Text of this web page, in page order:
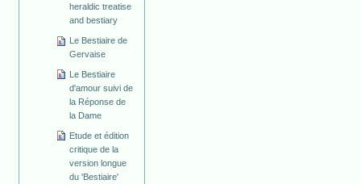
heraldic treatise
and bestiary
Le Bestiaire de
Gervaise
Le Bestiaire
d'amour suivi de
la Réponse de
la Dame
Etude et édition
critique de la
version longue
du 'Bestiaire'